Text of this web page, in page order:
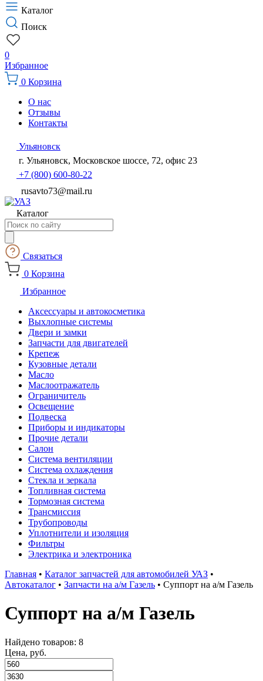
Каталог
Поиск
0
Избранное
0 Корзина
О нас
Отзывы
Контакты
Ульяновск
г. Ульяновск, Московское шоссе, 72, офис 23
+7 (800) 600-80-22
rusavto73@mail.ru
Каталог
Поиск
товаров
Связаться
0 Корзина
Избранное
Аксессуары и автокосметика
Выхлопные системы
Двери и замки
Запчасти для двигателей
Крепеж
Кузовные детали
Масло
Маслоотражатель
Ограничитель
Освещение
Подвеска
Приборы и индикаторы
Прочие детали
Салон
Система вентиляции
Система охлаждения
Стекла и зеркала
Топливная система
Тормозная система
Трансмиссия
Трубопроводы
Уплотнители и изоляция
Фильтры
Электрика и электроника
Главная • Каталог запчастей для автомобилей УАЗ •
Автокаталог • Запчасти на а/м Газель • Суппорт на а/м Газель
Суппорт на а/м Газель
Найдено товаров: 8
Цена, руб.